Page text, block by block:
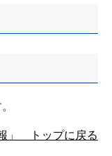
」 トップに戻る